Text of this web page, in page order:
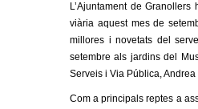
a
m
e
L’Ajuntament de
viària aquest mes de
millores i novetats del
setembreals jardinsdel
Serveis i Via Pública,
Com a principals reptes a